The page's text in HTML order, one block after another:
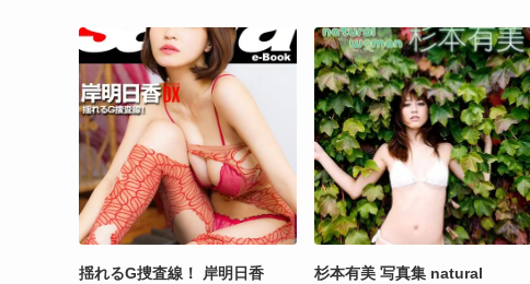
揺れるG捜査線！ 岸明日香
杉本有美 写真集 natural